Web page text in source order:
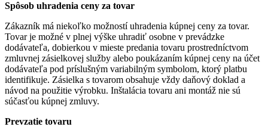
Spôsob uhradenia ceny za tovar
Zákazník má niekoľko možností uhradenia kúpnej ceny za tovar.
Tovar je možné v plnej výške uhradiť osobne v prevádzke
dodávateľa, dobierkou v mieste predania tovaru prostredníctvom
zmluvnej zásielkovej služby alebo poukázaním kúpnej ceny na účet
dodávateľa pod príslušným variabilným symbolom, ktorý platbu
identifikuje. Zásielka s tovarom obsahuje vždy daňový doklad a
návod na použitie výrobku. Inštalácia tovaru ani montáž nie sú
súčasťou kúpnej zmluvy.
Prevzatie tovaru